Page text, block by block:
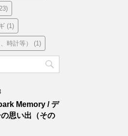
(1)
時計等） (1)
Memory / デ
思い出（その